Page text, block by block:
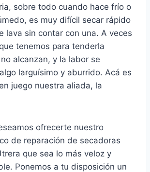
sobre todo cuando hace frío o
es muy difícil secar rápido
lava sin contar con una. A veces
tenemos para tenderla
alcanzan, y la labor se
larguísimo y aburrido. Acá es
juego nuestra aliada, la
ofrecerte nuestro
de reparación de secadoras
que sea lo más veloz y
Ponemos a tu disposición un